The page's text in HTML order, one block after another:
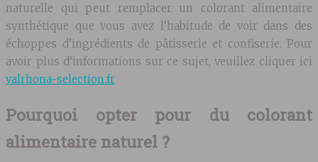
naturelle qui peut remplacer un colorant alimentaire
synthétique que vous avez l’habitude de voir dans des
échoppes d’ingrédients de pâtisserie et confiserie. Pour
avoir plus d’informations sur ce sujet, veuillez cliquer ici
valrhona-selection.fr
Pourquoi opter pour du colorant
alimentaire naturel ?